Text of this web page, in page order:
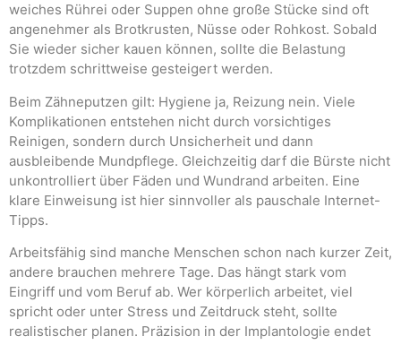
weiches Rührei oder Suppen ohne große Stücke sind oft
angenehmer als Brotkrusten, Nüsse oder Rohkost. Sobald
Sie wieder sicher kauen können, sollte die Belastung
trotzdem schrittweise gesteigert werden.
Beim Zähneputzen gilt: Hygiene ja, Reizung nein. Viele
Komplikationen entstehen nicht durch vorsichtiges
Reinigen, sondern durch Unsicherheit und dann
ausbleibende Mundpflege. Gleichzeitig darf die Bürste nicht
unkontrolliert über Fäden und Wundrand arbeiten. Eine
klare Einweisung ist hier sinnvoller als pauschale Internet-
Tipps.
Arbeitsfähig sind manche Menschen schon nach kurzer Zeit,
andere brauchen mehrere Tage. Das hängt stark vom
Eingriff und vom Beruf ab. Wer körperlich arbeitet, viel
spricht oder unter Stress und Zeitdruck steht, sollte
realistischer planen. Präzision in der Implantologie endet